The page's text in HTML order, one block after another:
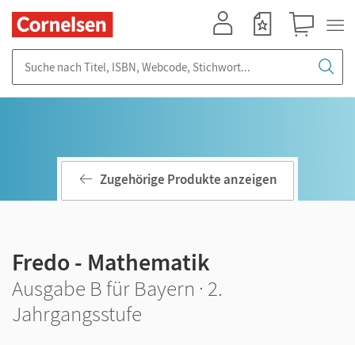
Zugehörige Produkte anzeigen
Fredo - Mathematik
Ausgabe B für Bayern · 2.
Jahrgangsstufe